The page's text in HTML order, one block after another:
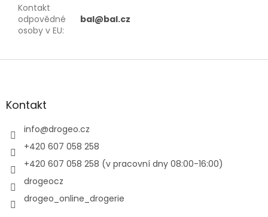
Kontakt
odpovědné
osoby v EU:
bal@bal.cz
Z
aKontakt
info@drogeo.cz
+420 607 058 258
+420 607 058 258 (v pracovní dny 08:00-16:00)
drogeocz
drogeo_online_drogerie